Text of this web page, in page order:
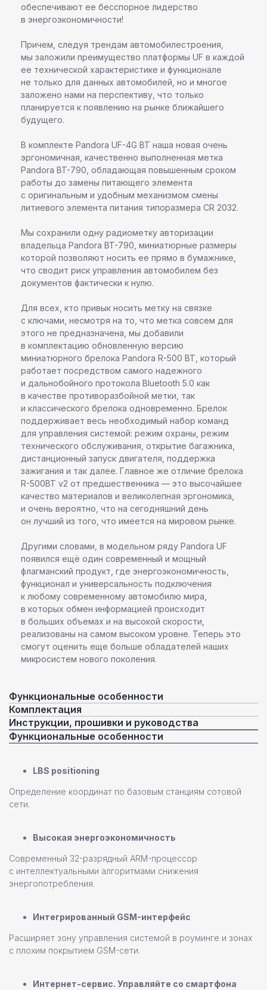
обеспечивают ее бесспорное лидерство
в энергоэкономичности!
Причем, следуя трендам автомобилестроения,
мы заложили преимущество платформы UF в каждой
ее технической характеристике и функционале
не только для данных автомобилей, но и многое
заложено нами на перспективу, что только
планируется к появлению на рынке ближайшего
будущего.
В комплекте Pandora UF-4G BT наша новая очень
эргономичная, качественно выполненная метка
Pandora BT-790, обладающая повышенным сроком
работы до замены питающего элемента
c оригинальным и удобным механизмом смены
литиевого элемента питания типоразмера CR 2032.
Мы сохранили одну радиометку авторизации
владельца Pandora BT-790, миниатюрные размеры
которой позволяют носить ее прямо в бумажнике,
что сводит риск управления автомобилем без
документов фактически к нулю.
Для всех, кто привык носить метку на связке
с ключами, несмотря на то, что метка совсем для
этого не предназначена, мы добавили
в комплектацию обновленную версию
миниатюрного брелока Pandora R-500 BT, который
работает посредством самого надежного
и дальнобойного протокола Bluetooth 5.0 как
в качестве противоразбойной метки, так
и классического брелока одновременно. Брелок
поддерживает весь необходимый набор команд
для управления системой: режим охраны, режим
технического обслуживания, открытие багажника,
дистанционный запуск двигателя, поддержка
зажигания и так далее. Главное же отличие брелока
R-500BT v2 от предшественника — это высочайшее
качество материалов и великолепная эргономика,
и очень вероятно, что на сегодняшний день
он лучший из того, что имеется на мировом рынке.
Другими словами, в модельном ряду Pandora UF
появился ещё один современный и мощный
флагманский продукт, где энергоэкономичность,
функционал и универсальность подключения
к любому современному автомобилю мира,
в которых обмен информацией происходит
в больших объемах и на высокой скорости,
реализованы на самом высоком уровне. Теперь это
смогут оценить еще больше обладателей наших
микросистем нового поколения.
Функциональные особенности
Комплектация
Инструкции, прошивки и руководства
Функциональные особенности
LBS positioning
Определение координат по базовым станциям сотовой
сети.
Высокая энергоэкономичность
Современный 32-разрядный ARM-процессор
с интеллектуальными алгоритмами снижения
энергопотребления.
Интегрированный GSM-интерфейс
Расширяет зону управления системой в роуминге и зонах
с плохим покрытием GSM-сети.
Интернет-сервис. Управляйте со смартфона